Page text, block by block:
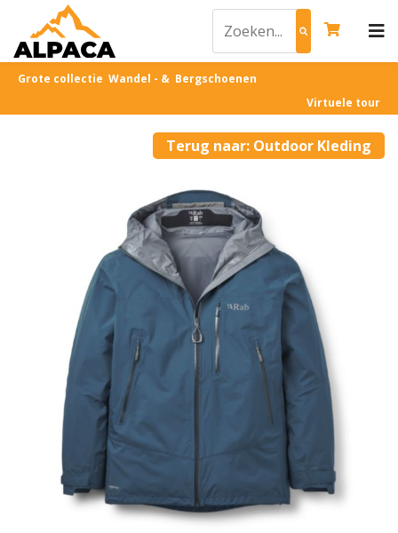
Grote collectie Wandel - & Bergschoenen
Virtuele tour
Terug naar: Outdoor Kleding